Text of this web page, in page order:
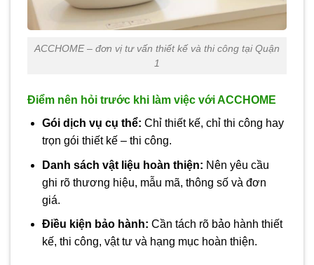
ACCHOME – đơn vị tư vấn thiết kế và thi công tại Quận
1
Điểm nên hỏi trước khi làm việc với ACCHOME
Gói dịch vụ cụ thể: Chỉ thiết kế, chỉ thi công hay
trọn gói thiết kế – thi công.
Danh sách vật liệu hoàn thiện: Nên yêu cầu
ghi rõ thương hiệu, mẫu mã, thông số và đơn
giá.
Điều kiện bảo hành: Cần tách rõ bảo hành thiết
kế, thi công, vật tư và hạng mục hoàn thiện.